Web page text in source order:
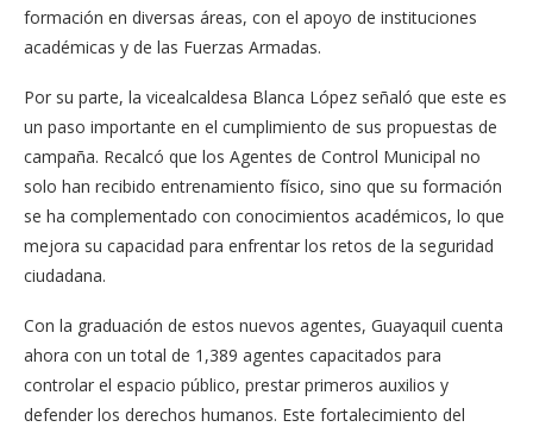
formación en diversas áreas, con el apoyo de instituciones
académicas y de las Fuerzas Armadas.
Por su parte, la vicealcaldesa Blanca López señaló que este es
un paso importante en el cumplimiento de sus propuestas de
campaña. Recalcó que los Agentes de Control Municipal no
solo han recibido entrenamiento físico, sino que su formación
se ha complementado con conocimientos académicos, lo que
mejora su capacidad para enfrentar los retos de la seguridad
ciudadana.
Con la graduación de estos nuevos agentes, Guayaquil cuenta
ahora con un total de 1,389 agentes capacitados para
controlar el espacio público, prestar primeros auxilios y
defender los derechos humanos. Este fortalecimiento del